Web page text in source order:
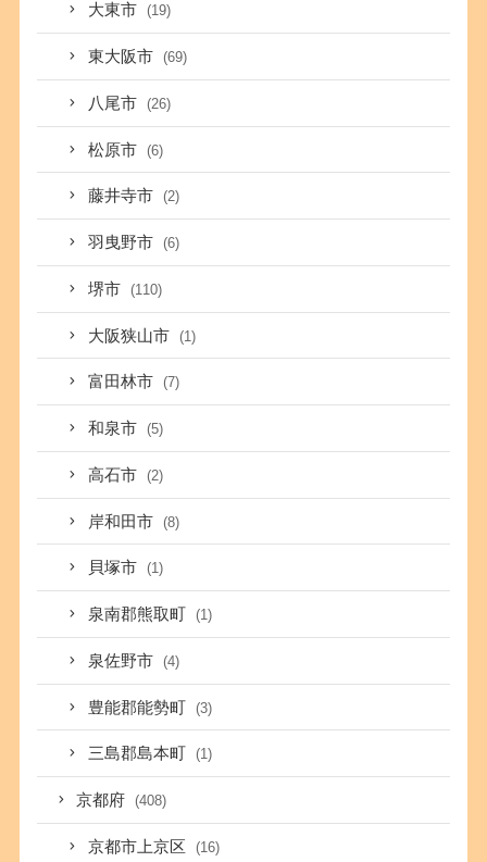
大東市 (19)
東大阪市 (69)
八尾市 (26)
松原市 (6)
藤井寺市 (2)
羽曳野市 (6)
堺市 (110)
大阪狭山市 (1)
富田林市 (7)
和泉市 (5)
高石市 (2)
岸和田市 (8)
貝塚市 (1)
泉南郡熊取町 (1)
泉佐野市 (4)
豊能郡能勢町 (3)
三島郡島本町 (1)
京都府 (408)
京都市上京区 (16)